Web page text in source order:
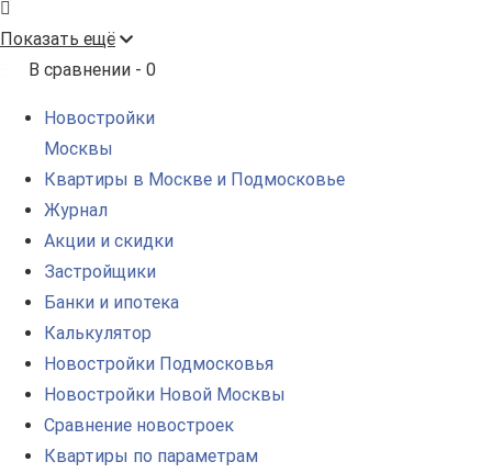
Показать ещё
В сравнении - 0
Новостройки
Москвы
Квартиры в Москве и Подмосковье
Журнал
Акции и скидки
Застройщики
Банки и ипотека
Калькулятор
Новостройки Подмосковья
Новостройки Новой Москвы
Сравнение новостроек
Квартиры по параметрам